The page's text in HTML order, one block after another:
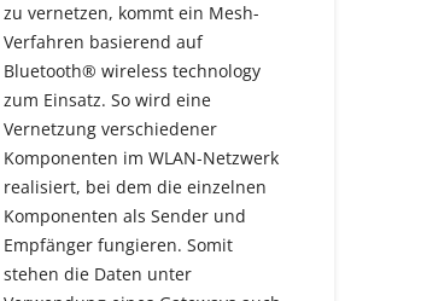
zu vernetzen, kommt ein Mesh-
Verfahren basierend auf
Bluetooth® wireless technology
zum Einsatz. So wird eine
Vernetzung verschiedener
Komponenten im WLAN-Netzwerk
realisiert, bei dem die einzelnen
Komponenten als Sender und
Empfänger fungieren. Somit
stehen die Daten unter